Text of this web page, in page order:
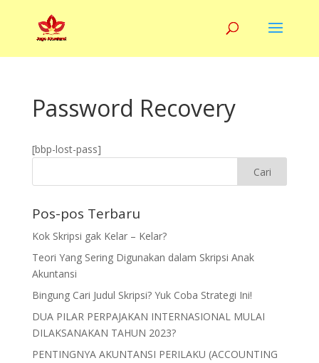
Password Recovery
[bbp-lost-pass]
Pos-pos Terbaru
Kok Skripsi gak Kelar – Kelar?
Teori Yang Sering Digunakan dalam Skripsi Anak
Akuntansi
Bingung Cari Judul Skripsi? Yuk Coba Strategi Ini!
DUA PILAR PERPAJAKAN INTERNASIONAL MULAI
DILAKSANAKAN TAHUN 2023?
PENTINGNYA AKUNTANSI PERILAKU (ACCOUNTING